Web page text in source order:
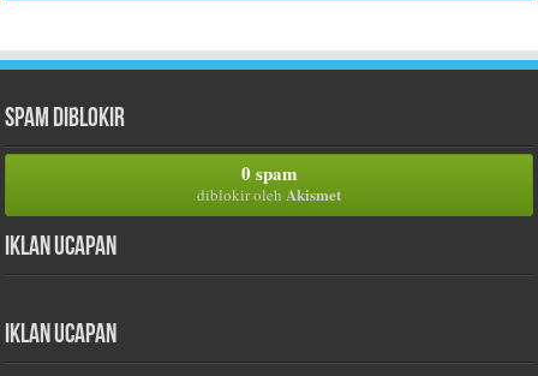
Spam Diblokir
0 spam
diblokir oleh Akismet
Iklan Ucapan
Iklan Ucapan